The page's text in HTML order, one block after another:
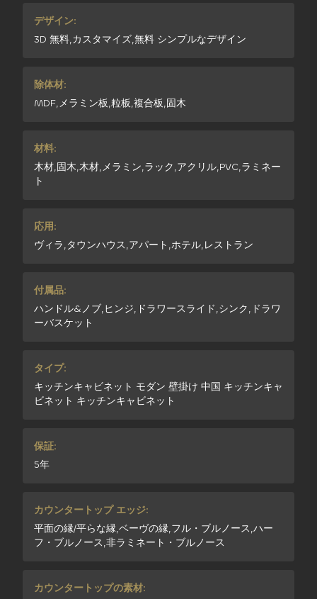
デザイン:
3D 無料,カスタマイズ,無料 シンプルなデザイン
除体材:
MDF,メラミン板,粒板,複合板,固木
材料:
木材,固木,木材,メラミン,ラック,アクリル,PVC,ラミネー
ト
応用:
ヴィラ,タウンハウス,アパート,ホテル,レストラン
付属品:
ハンドル&ノブ,ヒンジ,ドラワースライド,シンク,ドラワ
ーバスケット
タイプ:
キッチンキャビネット モダン 壁掛け 中国 キッチンキャ
ビネット キッチンキャビネット
保証:
5年
カウンタートップ エッジ:
平面の縁/平らな縁,ベーヴの縁,フル・ブルノース,ハー
フ・ブルノース,非ラミネート・ブルノース
カウンタートップの素材: